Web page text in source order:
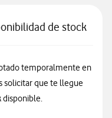
de stock
temporalmente en
solicitar que te llegue
disponible.